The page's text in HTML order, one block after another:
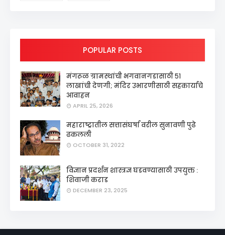
POPULAR POSTS
मंगरूळ ग्रामस्थांची भगवानगडासाठी ५१
लाखांची देणगी; मंदिर उभारणीसाठी सहकार्याचे
आवाहन
APRIL 25, 2026
महाराष्ट्रातील सत्तासंघर्षा वरील सुनावणी पुढे
ढकलली
OCTOBER 31, 2022
विज्ञान प्रदर्शन शास्त्रज्ञ घडवण्यासाठी उपयुक्त :
शिवाजी कराड
DECEMBER 23, 2025